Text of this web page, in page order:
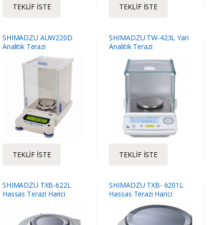
TEKLIF İSTE TEKLIF İSTE
SHIMADZU AUW220D
Analitik Terazi
TEKLIF İSTE
SHIMADZU TW-423L Yarı
Analitik Terazi
TEKLIF İSTE
SHIMADZU TXB-622L
Hassas Terazi Harici
SHIMADZU TXB- 6201L
Hassas Terazi Harici
Kalibrasyon 6200 Gr / 100